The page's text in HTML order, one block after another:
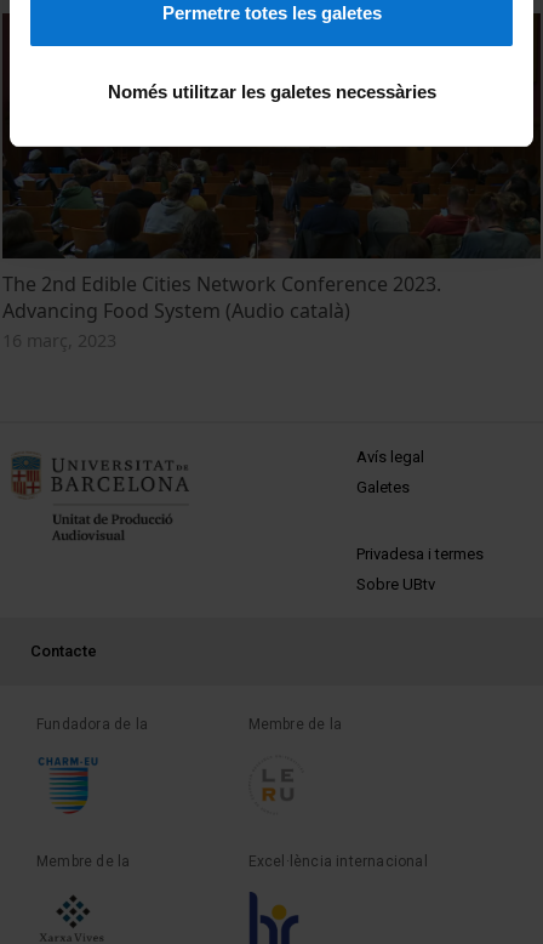
Permetre totes les galetes
Només utilitzar les galetes necessàries
The 2nd Edible Cities Network Conference 2023.
Advancing Food System (Audio català)
16 març, 2023
MENÚ PEU 1
Avís legal
Galetes
PEU 2
Privadesa i termes
Sobre UBtv
PEU 3
Contacte
Fundadora de la Membre de la
Membre de la Excel·lència internacional